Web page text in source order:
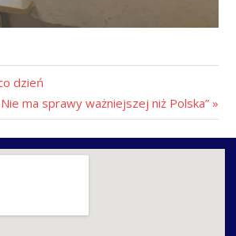
dzień
ma sprawy ważniejszej niż Polska”